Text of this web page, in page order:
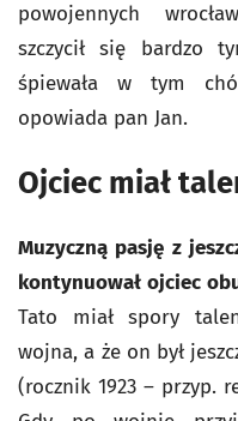
powojennych
szczycił się bardzo
śpiewała w tym
opowiada pan Jan.
Ojciec miał
Muzyczną pasję z
kontynuował ojciec
Tato miał spory
wojna, a że on był
(rocznik 1923 – przyp.